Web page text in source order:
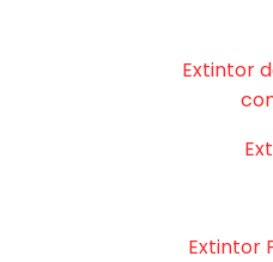
Extintor
Extintor